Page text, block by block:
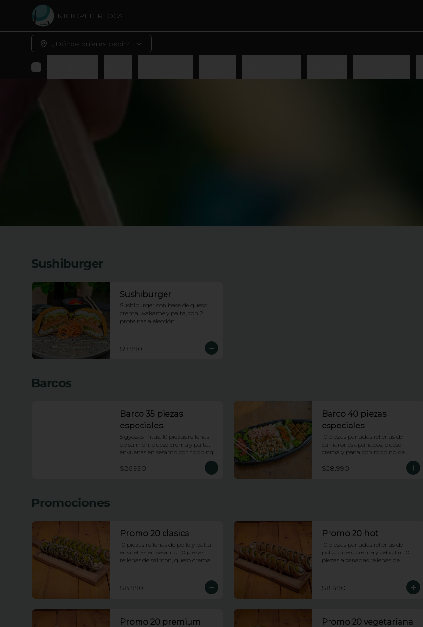
INICIOPEDIRLOCAL
¿Dónde quieres pedir?
Sushiburger
Sushiburger
Sushiburger con base de queso
crema, wakame y palta, con 2
proteinas a elección
$9.990
Barcos
Barco 35 piezas
especiales
5 gyozas fritas. 10 piezas rellenas
de salmon, queso crema y palta,
envueltas en sesamo con topping
de wakame salad y salsa anguila.
10 piezas apanadas rellenas de
pollo, queso crema, platano frito y
$26.990
Barco 40 piezas
especiales
10 piezas panadas rellenas de
camarones apanados, queso
crema y palta con topping de
salsa maracuya. 10 piezas rellenas
de camarones apanados, queso
envueltas en queso crema con
topping de wakame.
$28.990
Promociones
Promo 20 clasica
10 piezas rellenas de pollo y palta
envueltas en sesamo. 10 piezas
rellenas de salmon, queso crema y
$8.990
Promo 20 hot
10 piezas panadas rellenas de
pollo, queso crema y cebollin. 10
piezas apanadas rellenas de
$8.490
Promo 20 premium Promo 20 vegetariana